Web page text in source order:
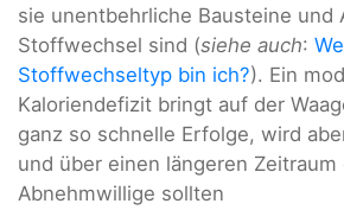
sie unentbehrliche Bausteine und
Stoffwechsel sind (siehe auch:
Stoffwechseltyp bin ich?). Ein
Kaloriendefizit bringt auf der
ganz so schnelle Erfolge, wird
und über einen längeren
Abnehmwillige sollten